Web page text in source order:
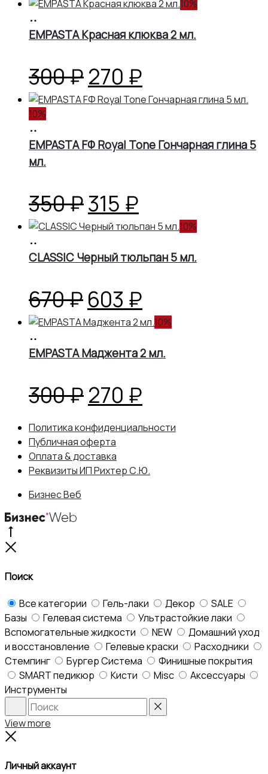
цена
составляла
600 ₽.
цена:
540 ₽.
10%
корзину
EMPASTA Красная клюква 2 мл.
300₽Первоначальная
цена
составляла
270 ₽
цена:
270 ₽.
10%
корзину
EMPASTA FФ Royal Tone Гончарная глина 5
мл.
350₽Первоначальная
цена
составляла
350 ₽.
315 ₽
цена:
315 ₽.
10%
корзину
CLASSIC Черный тюльпан 5 мл.
670₽Первоначальная
цена
составляла
670 ₽.
603 ₽
цена:
603 ₽.
10%
корзину
EMPASTA Маджента 2 мл.
300₽Первоначальная
цена
составляла
270 ₽
цена:
Политика конфиденциальности
Публичная оферта
Оплата & доставка
Реквизиты ИП Рихтер С.Ю.
Бизнес Веб
Поиск
Все категории Гель-лаки Декор
SALE
Базы
Гелевая система
Ультрастойкие лаки
Вспомогательные жидкости
NEW
Домашний уход
и восстановление
Гелевые краски
Расходники
Стемпинг
Бургер Система
Финишные покрытия
SMART педикюр
Кисти Misc
Аксессуары
Инструменты
Search
View more
Личный аккаунт